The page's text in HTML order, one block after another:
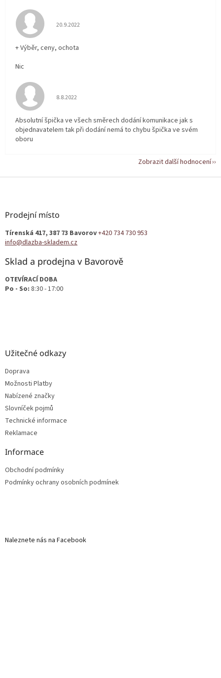
Hodnocení obchodu je 5 z 5 hvězdiček.
20.9.2022
+ Výběr, ceny, ochota
Nic
Hodnocení obchodu je 5 z 5 hvězdiček.
8.8.2022
Absolutní špička ve všech směrech dodání komunikace jak s
objednavatelem tak při dodání nemá to chybu špička ve svém
oboru
Zobrazit další hodnocení
Z
Prodejní místo
Tírenská 417, 387 73 Bavorov+420 734 730 953
info@dlazba-skladem.cz
Sklad a prodejna v Bavorově
OTEVÍRACÍ DOBA
Po - So: 8:30 - 17:00
Užitečné odkazy
Doprava
Možnosti Platby
Nabízené značky
Slovníček pojmů
Technické informace
Reklamace
Informace
Obchodní podmínky
Podmínky ochrany osobních podmínek
Naleznete nás na Facebook